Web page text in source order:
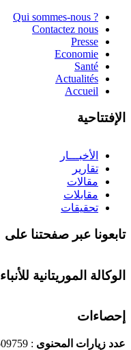
? Qui sommes-nous
Contactez nous
Presse
Economie
Santé
Actualités
Accueil
الإفتتاحية
الأخبـــار
تقارير
مقالات
مقابلات
تحقيقات
تابعونا عبر صفحتنا على
الوكالة الموريتانية للأنباء
إحصاءات
عدد زيارات المحنوى : 7509759